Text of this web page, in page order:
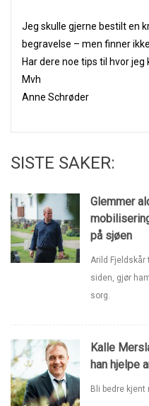
Jeg skulle gjerne bestilt en
begravelse – men finner
Har dere noe tips til hvor
Mvh
Anne Schrøder
SISTE SAKER:
Glemmer
på sjøen
Arild
siden, gjør
sorg.
Kalle
han hjelpe
Bli bedre